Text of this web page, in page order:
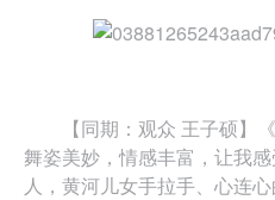
【同期：观众 王子硕】
舞姿美妙，情感丰富，让我
人，黄河儿女手拉手、心连心